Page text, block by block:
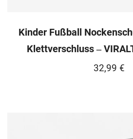
Kinder Fußball
Klettverschluss ‒
32,99 €